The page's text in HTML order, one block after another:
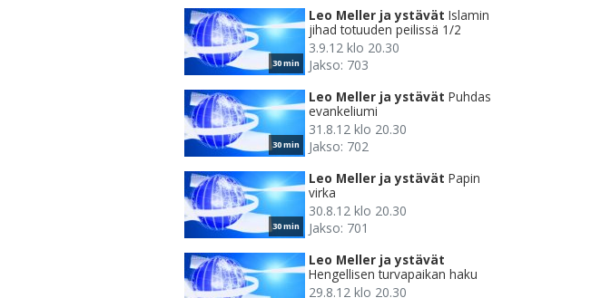
30 min
Leo Meller ja ystävät Islamin
jihad totuuden peilissä 1/2
3.9.12 klo 20.30
Jakso: 703
30 min
Leo Meller ja ystävät Puhdas
evankeliumi
31.8.12 klo 20.30
Jakso: 702
30 min
Leo Meller ja ystävät Papin
virka
30.8.12 klo 20.30
Jakso: 701
Leo Meller ja ystävät
Hengellisen turvapaikan haku
29.8.12 klo 20.30